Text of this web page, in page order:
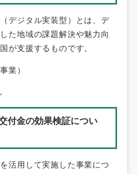
デジタル実装型）とは、デ
た地域の課題解決や魅力向
が支援するものです。
業）
付金の効果検証につい
活用して実施した事業につ